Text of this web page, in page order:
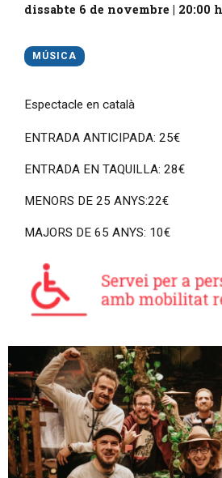
dissabte 6 de novembre | 20:00 h
MÚSICA
Espectacle en català
ENTRADA ANTICIPADA: 25€
ENTRADA EN TAQUILLA: 28€
MENORS DE 25 ANYS:22€
MAJORS DE 65 ANYS: 10€